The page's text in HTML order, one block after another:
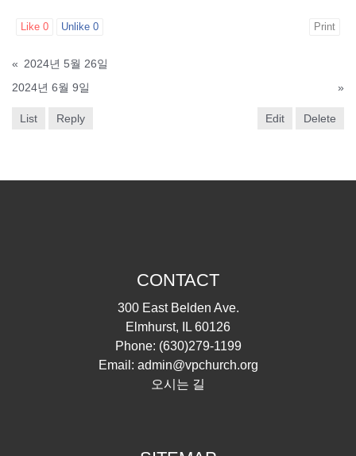
Like 0 Unlike 0 Print
« 2024년 5월 26일
2024년 6월 9일
»
List Reply Edit Delete
CONTACT
300 East Belden Ave.
Elmhurst, IL 60126
Phone: (630)279-1199
Email: admin@vpchurch.org
오시는 길